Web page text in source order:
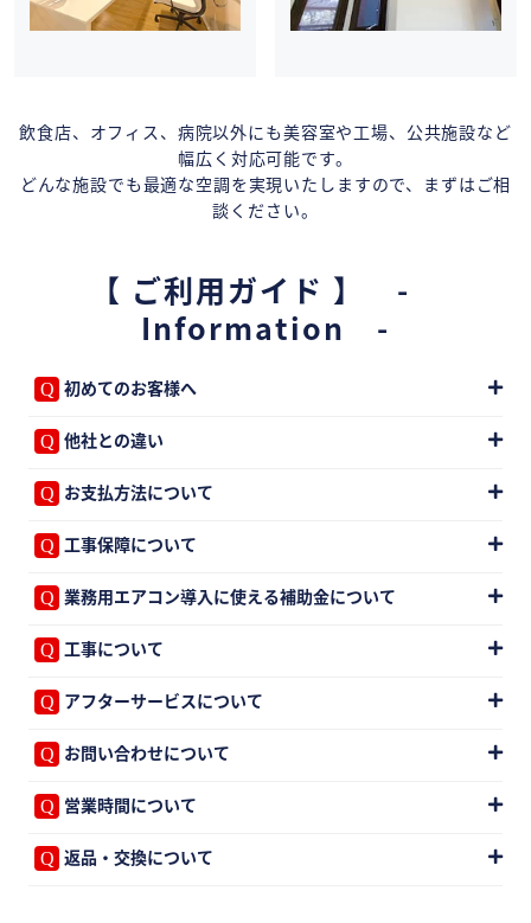
飲食店、オフィス、病院以外にも美容室や工場、公共施設など
幅広く対応可能です。
どんな施設でも最適な空調を実現いたしますので、まずはご相
談ください。
【 ご利用ガイド 】 -
Information -
初めてのお客様へ
他社との違い
お支払方法について
工事保障について
業務用エアコン導入に使える補助金について
工事について
アフターサービスについて
お問い合わせについて
営業時間について
返品・交換について